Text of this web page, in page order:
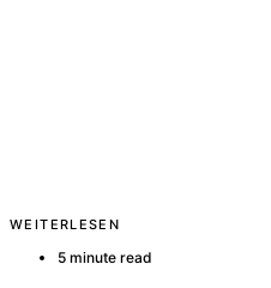
WEITERLESEN
5 minute read